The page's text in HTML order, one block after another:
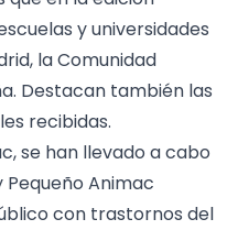
y universidades
la Comunidad
Destacan también las
recibidas.
se han llevado a cabo
Pequeño Animac
con trastornos del